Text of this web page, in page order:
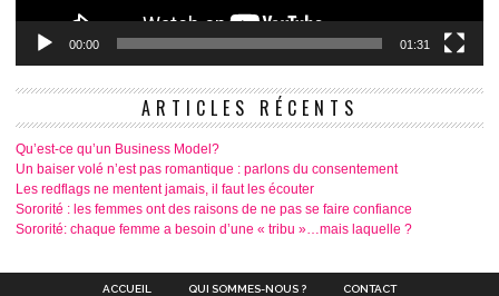
00:00 01:31
ARTICLES RÉCENTS
Qu’est-ce qu’un Business Model?
Un baiser volé n’est pas romantique : parlons du consentement
Les redflags ne mentent jamais, il faut les écouter
Sororité : les femmes ont des raisons de ne pas se faire confiance
Sororité: chaque femme a besoin d’une « tribu »…mais laquelle ?
ACCUEIL QUI SOMMES-NOUS ? CONTACT